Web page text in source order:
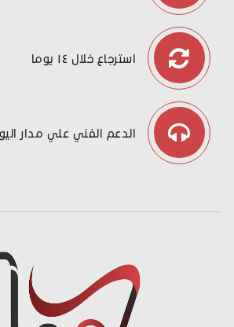
استرجاع خلال ١٤ يوما
الدعم الفني علي مدار